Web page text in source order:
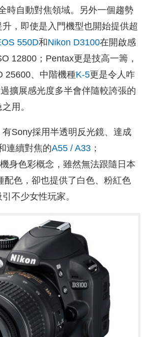
時自動對焦領域。另外一個趨勢
，即使是入門機型也開始提供超
550D和Nikon D3100在開啟感
12800；Pentax更是技高一籌，
25600、中階機種K-5更是令人咋
擴展感光度多半會伴隨較誇張的
用。
Sony採用半透明反光鏡、達成
連續對焦的A55 / A33 ；
身色彩概念，雖然無法跟隨日本
配色，卻也提供了白色、粉紅色
不少女性玩家。